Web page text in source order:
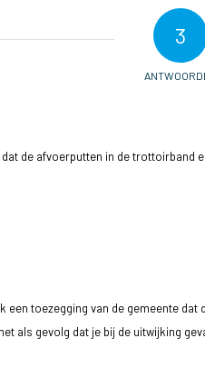
3
de afvoerputten in de
een toezegging van de gemeente
als gevolg dat je bij de uitwijking